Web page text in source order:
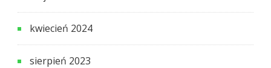
kwiecień 2024
sierpień 2023